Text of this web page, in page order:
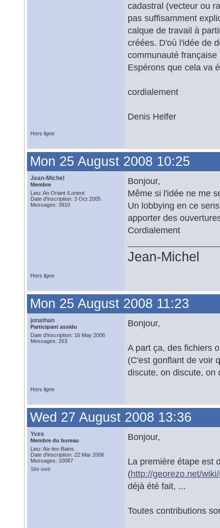
cadastral (vecteur ou
pas suffisamment
calque de travail à
créées. D'où l'idée de
communauté
Espérons que cela va
cordialement
Denis Helfer
Hors ligne
Mon 25 August 2008 10:25
Jean-Michel
Membre
Lieu: An Oriant /Lorient
Date d'inscription: 3 Oct 2005
Messages: 3910
Bonjour,
Même si l'idée ne me
Un lobbying en ce
apporter des
Cordialement
Jean-Michel
Hors ligne
Mon 25 August 2008 11:23
jonathan
Participant assidu
Date d'inscription: 16 May 2006
Messages: 263
Bonjour,
A part ça, des fichiers
(C'est gonflant de voir
discute, on discute, on
Hors ligne
Wed 27 August 2008 13:36
Yves
Membre du bureau
Lieu: Aix-les-Bains
Date d'inscription: 22 Mar 2006
Messages: 10087
Site web
Bonjour,
La première étape est
(http://georezo.net/
déjà été fait, ...
Toutes contributions